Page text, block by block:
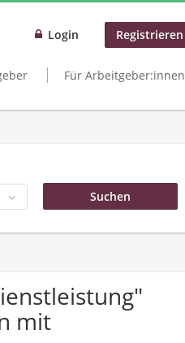
Login Registrieren
Für Arbeitgeber:innen
mit